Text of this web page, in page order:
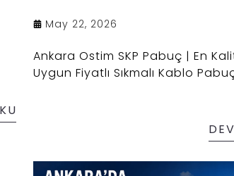
May 22, 2026
Ankara Ostim SKP Pabuç | En
Uygun Fiyatlı Sıkmalı Kablo